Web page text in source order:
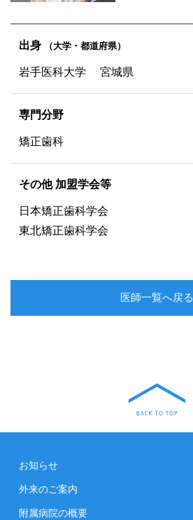
出身 （大学・都道府県）
岩手医科大学 宮城県
専門分野
矯正歯科
その他 加盟学会等
日本矯正歯科学会
東北矯正歯科学会
医師一覧へ戻る
お知らせ
外来のご案内
附属病院の概要